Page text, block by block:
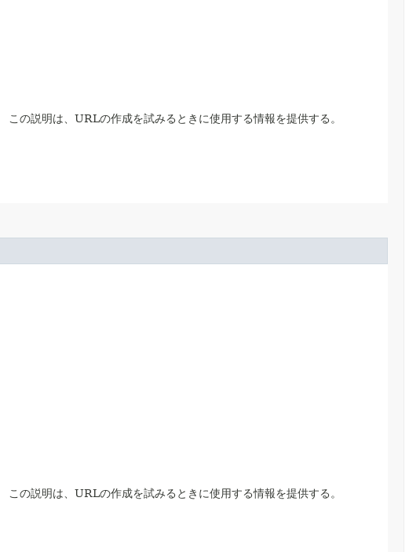
この説明は、URLの作成を試みるときに使用する情報を提供する。
この説明は、URLの作成を試みるときに使用する情報を提供する。